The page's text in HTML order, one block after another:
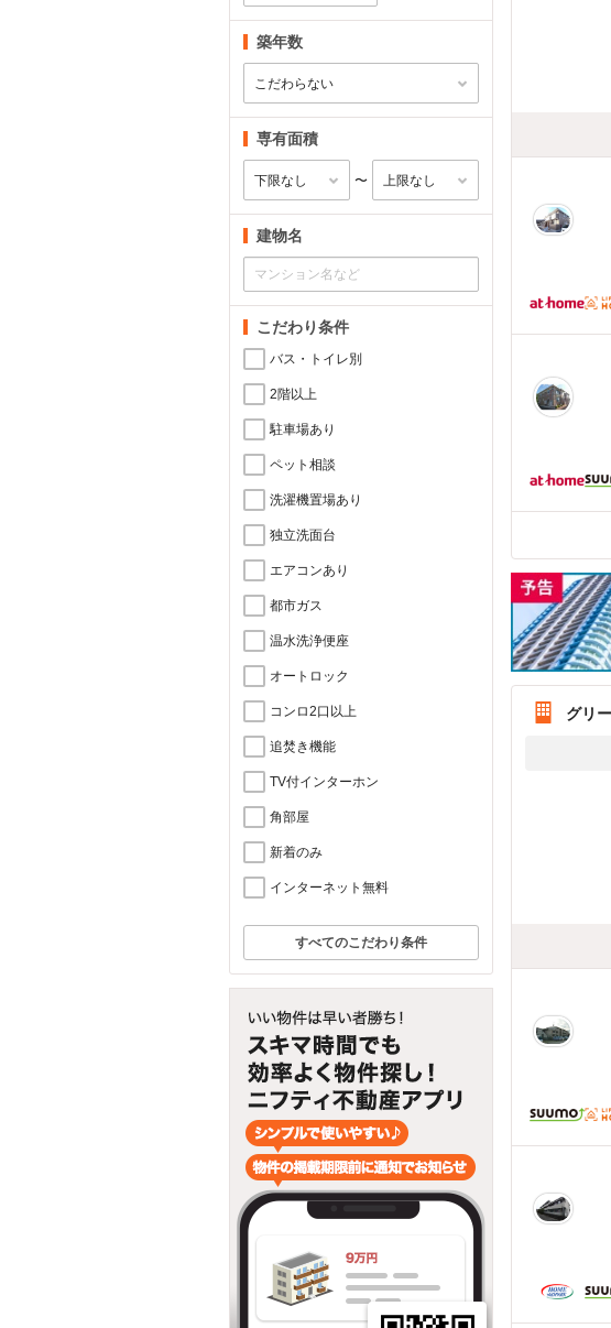
築年数
専有面積
〜
建物名
こだわり条件
バス・トイレ別
2階以上
駐車場あり
ペット相談
洗濯機置場あり
独立洗面台
エアコンあり
都市ガス
温水洗浄便座
オートロック
コンロ2口以上
追焚き機能
TV付インターホン
角部屋
新着のみ
インターネット無料
すべてのこだわり条件
グリ